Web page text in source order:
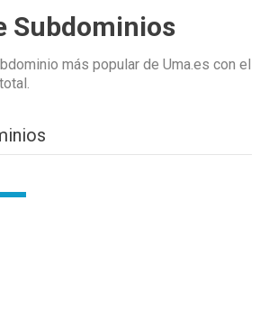
Subdominios
más popular de Uma.es con el